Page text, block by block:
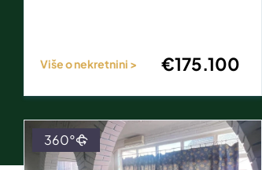
Više o nekretnini > €175.100
360°